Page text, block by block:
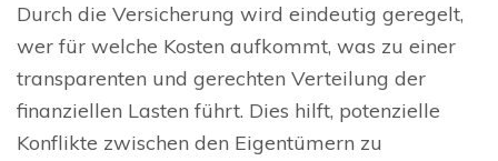
Durch die Versicherung wird eindeutig geregelt,
wer für welche Kosten aufkommt, was zu einer
transparenten und gerechten Verteilung der
finanziellen Lasten führt. Dies hilft, potenzielle
Konflikte zwischen den Eigentümern zu